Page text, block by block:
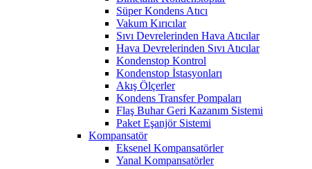
Süper Kondens Atıcı
Vakum Kırıcılar
Sıvı Devrelerinden Hava Atıcılar
Hava Devrelerinden Sıvı Atıcılar
Kondenstop Kontrol
Kondenstop İstasyonları
Akış Ölçerler
Kondens Transfer Pompaları
Flaş Buhar Geri Kazanım Sistemi
Paket Eşanjör Sistemi
Kompansatör
Eksenel Kompansatörler
Yanal Kompansatörler